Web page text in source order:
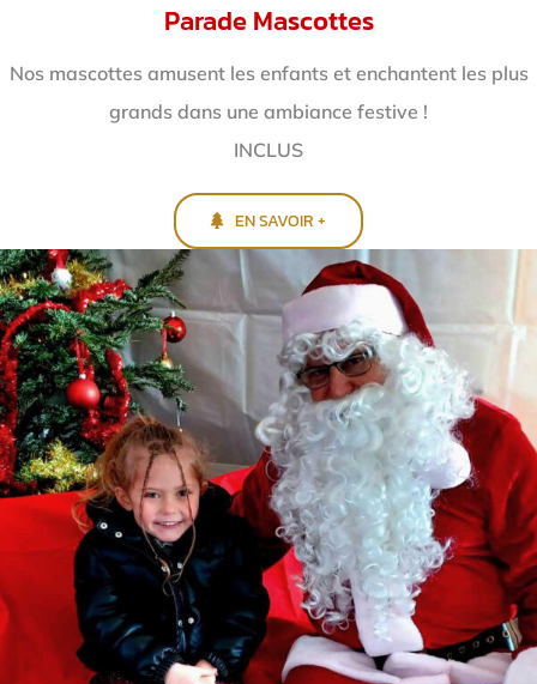
Parade Mascottes
Nos mascottes amusent les enfants et enchantent les plus
grands dans une ambiance festive !
INCLUS
EN SAVOIR +